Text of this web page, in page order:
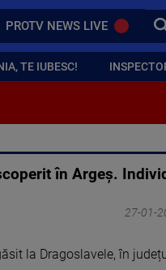
PROTV NEWS LIVE
TE IUBESC!
în Argeş.
27-01-
la Dragoslavele, în